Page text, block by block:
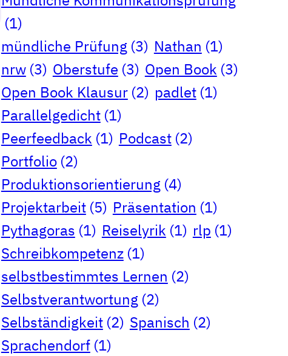
(1)
mündliche Prüfung (3) Nathan (1)
nrw (3) Oberstufe (3) Open Book (3)
Open Book Klausur (2) padlet (1)
Parallelgedicht (1)
Peerfeedback (1) Podcast (2)
Portfolio (2)
Produktionsorientierung (4)
Projektarbeit (5) Präsentation (1)
Pythagoras (1) Reiselyrik (1) rlp (1)
Schreibkompetenz (1)
selbstbestimmtes Lernen (2)
Selbstverantwortung (2)
Selbständigkeit (2) Spanisch (2)
Sprachendorf (1)